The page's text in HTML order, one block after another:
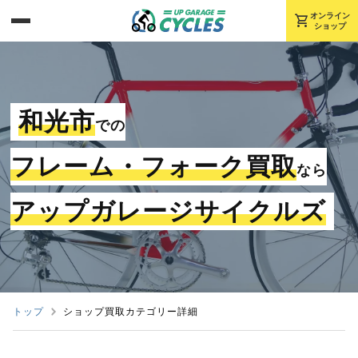
shopping_cart オンライン
ショップ
和光市での
フレーム・フォーク買取なら
アップガレージサイクルズ
トップ ショップ買取カテゴリー詳細